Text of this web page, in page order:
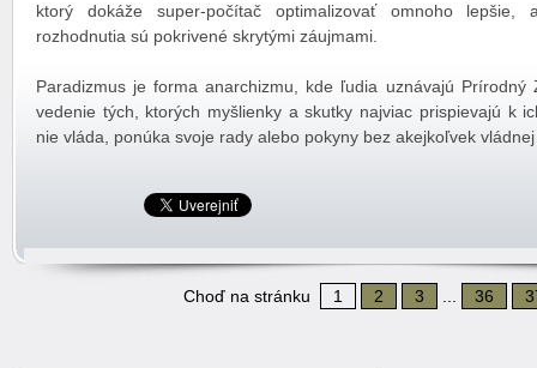
ktorý dokáže super-počítač optimalizovať omnoho lepšie,
rozhodnutia sú pokrivené skrytými záujmami.
Paradizmus je forma anarchizmu, kde ľudia uznávajú Prírodný
vedenie tých, ktorých myšlienky a skutky najviac prispievajú k
nie vláda, ponúka svoje rady alebo pokyny bez akejkoľvek
Choď na stránku 1 2 3 36